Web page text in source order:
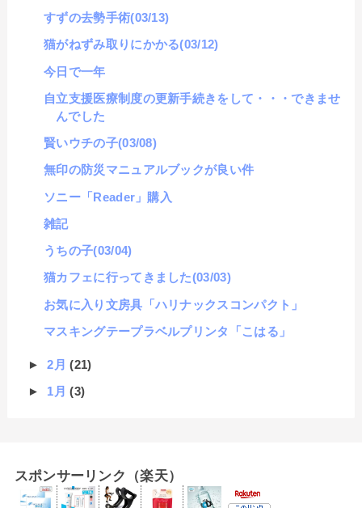
すずの去勢手術(03/13)
猫がねずみ取りにかかる(03/12)
今日で一年
自立支援医療制度の更新手続きをして・・・できませ
んでした
賢いウチの子(03/08)
無印の防災マニュアルブックが良い件
ソニー「Reader」購入
雑記
うちの子(03/04)
猫カフェに行ってきました(03/03)
お気に入り文房具「ハリナックスコンパクト」
マスキングテープラベルプリンタ「こはる」
►2月(21)
► 1月(3)
スポンサーリンク（楽天）